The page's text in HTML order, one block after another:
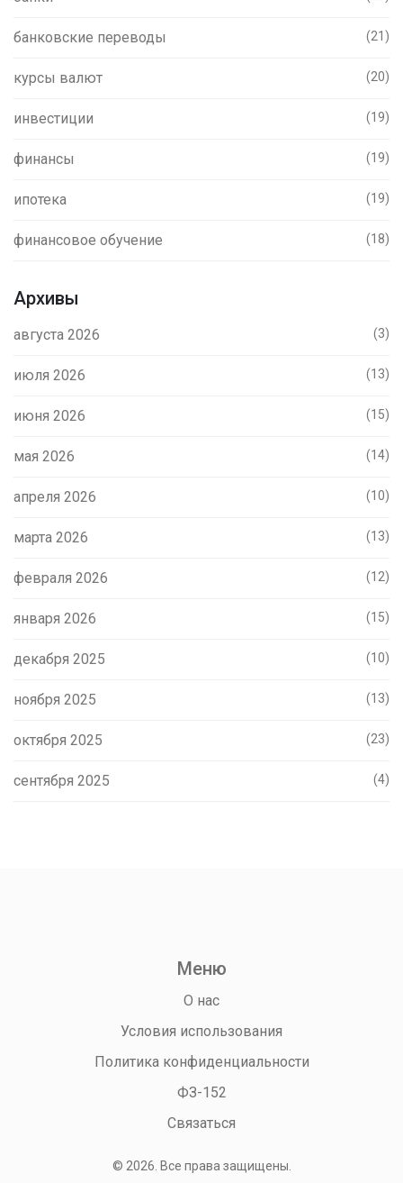
банковские переводы (21)
курсы валют (20)
инвестиции (19)
финансы (19)
ипотека (19)
финансовое обучение (18)
Архивы
августа 2026 (3)
июля 2026 (13)
июня 2026 (15)
мая 2026 (14)
апреля 2026 (10)
марта 2026 (13)
февраля 2026 (12)
января 2026 (15)
декабря 2025 (10)
ноября 2025 (13)
октября 2025 (23)
сентября 2025 (4)
Меню
О нас
Условия использования
Политика конфиденциальности
ФЗ-152
Связаться
© 2026. Все права защищены.